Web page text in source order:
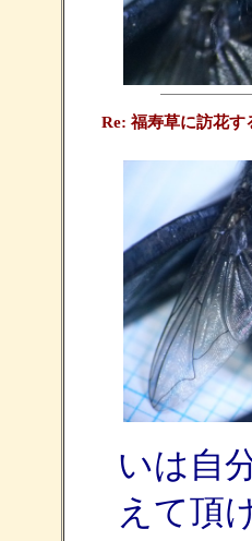
Re: 福寿草に訪花す
いは自
えて頂